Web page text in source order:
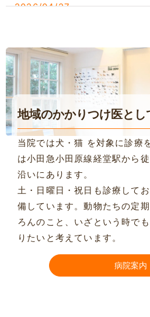
2026/04/27
2026/03/02
3月より当面の間診察時間が変
2026/01/29
２月１日 臨時休診のお知らせ
2025/12/12
年末年始のお知らせ
2025/11/24
１２月より当面の間、診療時間
2025/08/21
日曜・祝日の診察時間変更のお
地域のかかりつけ医とし
当院では犬・猫 を対象に診療
は小田急小田原線経堂駅から
沿いにあります。
土・日曜日・祝日も診療して
備しています。動物たちの定
ろんのこと、いざという時で
りたいと考えています。
病院案内